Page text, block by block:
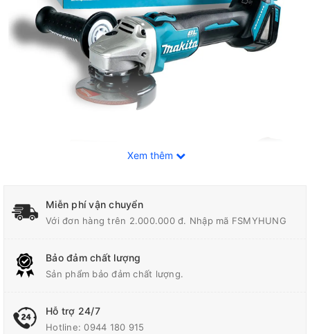
Xem thêm
Miễn phí vận chuyển
Với đơn hàng trên 2.000.000 đ. Nhập mã FSMYHUNG
Bảo đảm chất lượng
Sản phẩm bảo đảm chất lượng.
Hỗ trợ 24/7
Hotline:0944 180 915